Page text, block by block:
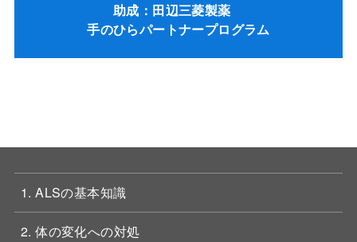
助成：田辺三菱製薬
手のひらパートナープログラム
1. ALSの基本知識
2. 体の変化への対処